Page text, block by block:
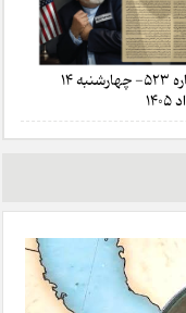
شماره 523- چهارشنبه 14